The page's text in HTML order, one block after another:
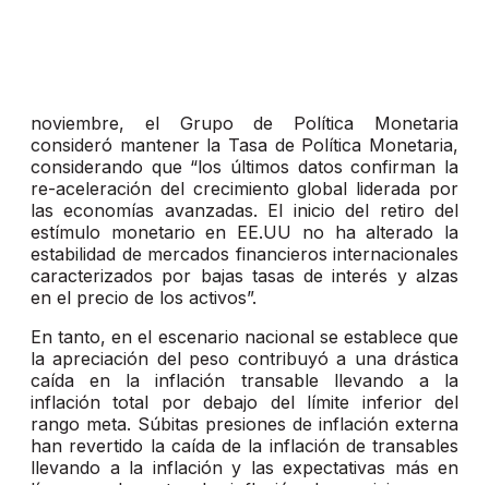
noviembre, el Grupo de Política Monetaria
consideró mantener la Tasa de Política Monetaria,
considerando que “los últimos datos confirman la
re-aceleración del crecimiento global liderada por
las economías avanzadas. El inicio del retiro del
estímulo monetario en EE.UU no ha alterado la
estabilidad de mercados financieros internacionales
caracterizados por bajas tasas de interés y alzas
en el precio de los activos”.
En tanto, en el escenario nacional se establece que
la apreciación del peso contribuyó a una drástica
caída en la inflación transable llevando a la
inflación total por debajo del límite inferior del
rango meta. Súbitas presiones de inflación externa
han revertido la caída de la inflación de transables
llevando a la inflación y las expectativas más en